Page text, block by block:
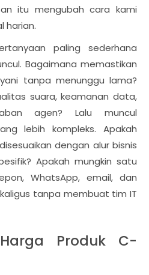
itu mengubah cara kami
harian.
paling sederhana
Bagaimana memastikan
tanpa menunggu lama?
suara, keamanan data,
agen? Lalu muncul
lebih kompleks. Apakah
dengan alur bisnis
Apakah mungkin satu
WhatsApp, email, dan
tanpa membuat tim IT
Produk C-